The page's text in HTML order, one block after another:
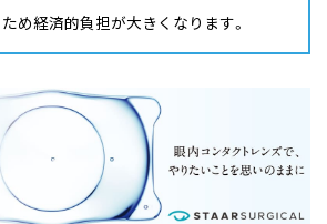
め経済的負担が大きくなります。